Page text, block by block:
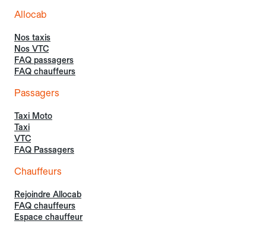
Allocab
Nos taxis
Nos VTC
FAQ passagers
FAQ chauffeurs
Passagers
Taxi Moto
Taxi
VTC
FAQ Passagers
Chauffeurs
Rejoindre Allocab
FAQ chauffeurs
Espace chauffeur